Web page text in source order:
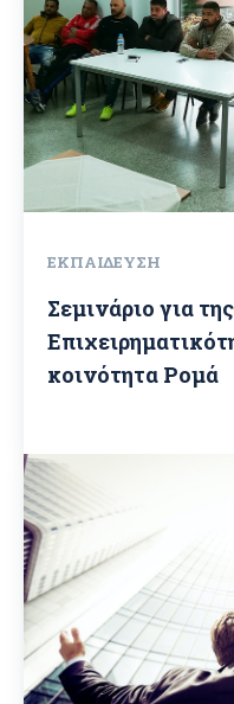
ΕΚΠΑΊΔΕΥΣΗ
Σεμινάριο για
κοινότητα Ρομά